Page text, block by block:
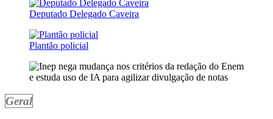
Deputado Delegado Caveira
Plantão policial
Geral